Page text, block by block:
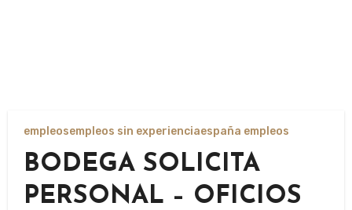
empleosempleos sin experienciaespaña empleos
BODEGA SOLICITA
PERSONAL – OFICIOS